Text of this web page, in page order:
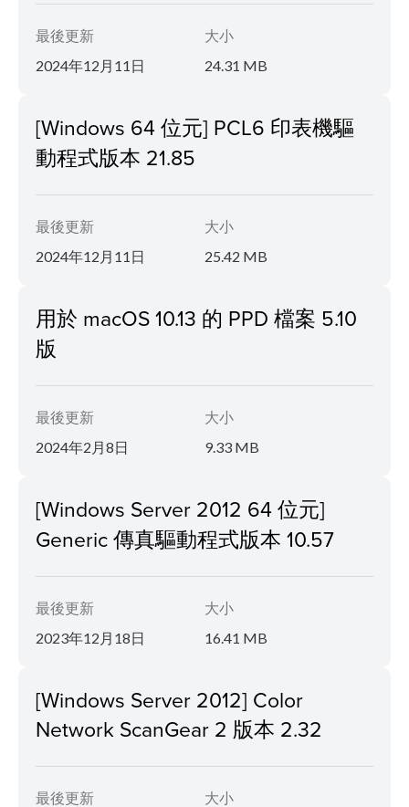
最後更新
2024年12月11日
大小
24.31 MB
[Windows 64 位元] PCL6 印表機驅
動程式版本 21.85
最後更新
2024年12月11日
大小
25.42 MB
用於 macOS 10.13 的 PPD 檔案 5.10
版
最後更新
2024年2月8日
大小
9.33 MB
[Windows Server 2012 64 位元]
Generic 傳真驅動程式版本 10.57
最後更新
2023年12月18日
大小
16.41 MB
[Windows Server 2012] Color
Network ScanGear 2 版本 2.32
最後更新
大小